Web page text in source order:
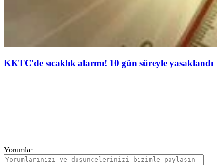
KKTC'de sıcaklık alarmı! 10 gün süreyle yasaklandı
Yorumlar